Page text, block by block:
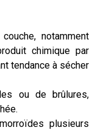
notamment
chimique par
tendance à sécher
ou de brûlures,
plusieurs